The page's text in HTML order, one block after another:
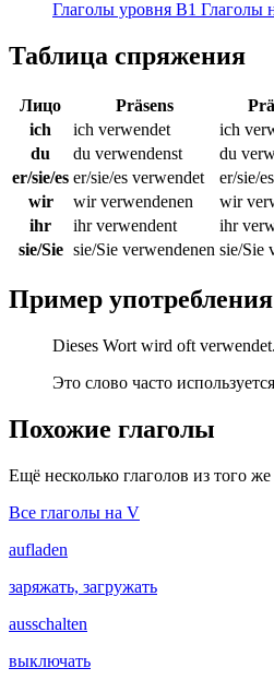
Глаголы уровня B1 Глаголы
Таблица спряжения
Лицо Präsens
ich
ich verwendet
ich
du
du verwendenst
du
er/sie/es er/sie/es verwendet
er/sie/
wir
wir verwendenen
wir
ihr
ihr verwendent
ihr
sie/Sie sie/Sie verwendenen sie/Sie
Пример употребления
Dieses Wort wird oft verwendet.
Это слово часто
Похожие глаголы
Ещё несколько глаголов из того
Все глаголы на V
aufladen
заряжать, загружать
ausschalten
выключать